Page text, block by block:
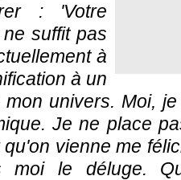
: 'Votre
suffit pas
à
à un
univers. Moi,
Je ne place
vienne me
moi le déluge.